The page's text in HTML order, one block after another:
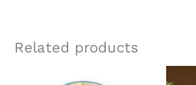
Related products